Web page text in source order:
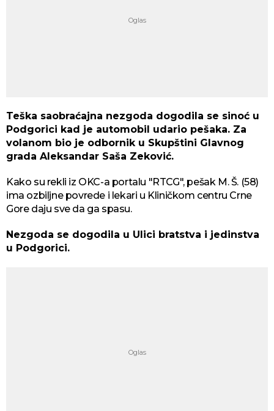
Teška saobraćajna nezgoda dogodila se sinoć u
Podgorici kad je automobil udario pešaka. Za
volanom bio je odbornik u Skupštini Glavnog
grada Aleksandar Saša Zeković.
Kako su rekli iz OKC-a portalu "RTCG", pešak M. Š. (58)
ima ozbiljne povrede i lekari u Kliničkom centru Crne
Gore daju sve da ga spasu.
Nezgoda se dogodila u Ulici bratstva i jedinstva
u Podgorici.